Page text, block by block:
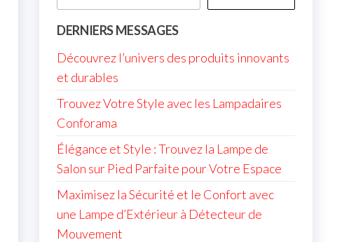
DERNIERS MESSAGES
Découvrez l’univers des produits innovants
et durables
Trouvez Votre Style avec les Lampadaires
Conforama
Élégance et Style : Trouvez la Lampe de
Salon sur Pied Parfaite pour Votre Espace
Maximisez la Sécurité et le Confort avec
une Lampe d’Extérieur à Détecteur de
Mouvement